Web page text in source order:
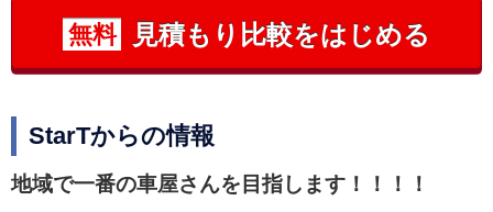
無料 見積もり比較をはじめる
StarTからの情報
地域で一番の車屋さんを目指します！！！！